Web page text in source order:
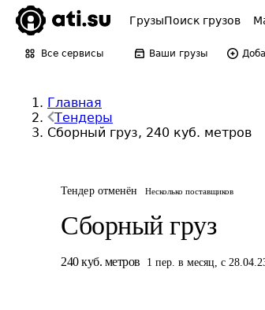
ГрузыПоиск грузов
Все сервисы Ваши грузы
Главная
Тендеры
Сборный груз, 240 куб. метров
Тендер отменён Несколько поставщиков
Сборный груз
240 куб. метров 1 пер. в месяц, с